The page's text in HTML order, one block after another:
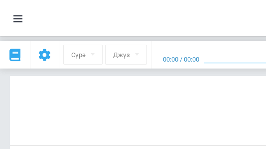
Сүрә Джүз 00:00 /00:00